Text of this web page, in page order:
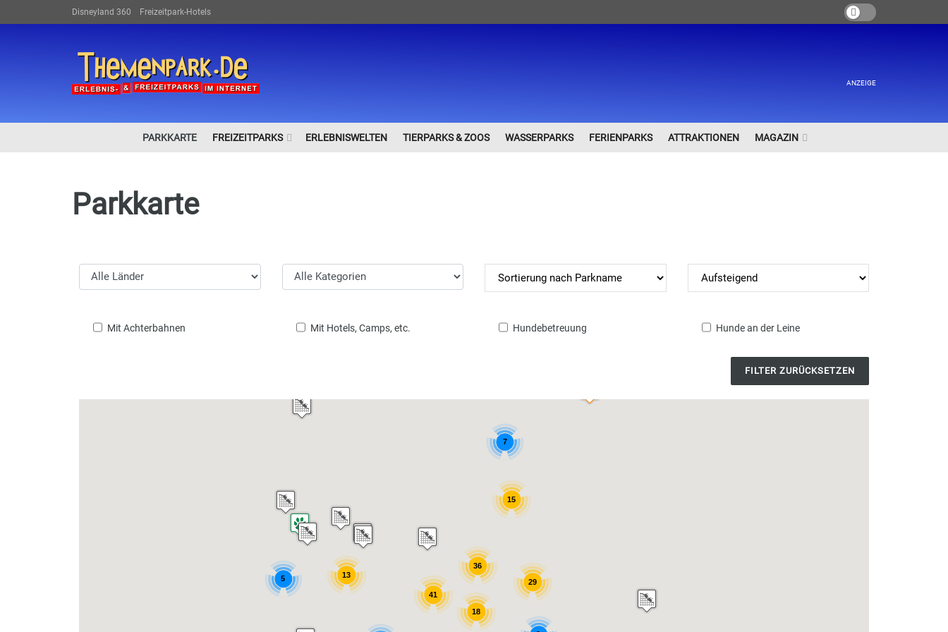
Disneyland 360 Freizeitpark-Hotels
ANZEIGE
PARKKARTE FREIZEITPARKS ERLEBNISWELTEN TIERPARKS & ZOOS WASSERPARKS FERIENPARKS ATTRAKTIONEN MAGAZIN
Parkkarte
Mit Achterbahnen Mit Hotels, Camps, etc. Hundebetreuung Hunde an der Leine
FILTER ZURÜCKSETZEN
41
36
13
15
5 29
7
18